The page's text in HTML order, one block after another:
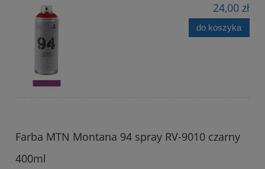
24,00 zł
do koszyka
Farba MTN Montana 94 spray RV-9010 czarny
400ml